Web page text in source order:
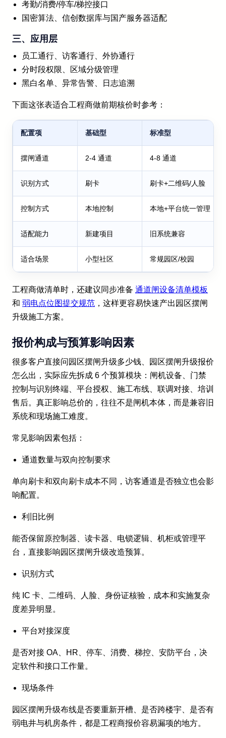
考勤/消费/停车/梯控接口
国密算法、信创数据库与国产服务器适配
三、应用层
员工通行、访客通行、外协通行
分时段权限、区域分级管理
黑白名单、异常告警、日志追溯
下面这张表适合工程商做前期核价时参考：
配置项 基础型 标准型
摆闸通道 2-4 通道 4-8 通道
识别方式 刷卡 刷卡+二维码/人脸
控制方式 本地控制 本地+平台统一管理
适配能力 新建项目 旧系统兼容
适合场景 小型社区 常规园区/校园
工程商做清单时，还建议同步准备 通道闸设备清单模板
和 弱电点位图提交规范 ，这样更容易快速产出园区摆闸
升级施工方案。
报价构成与预算影响因素
很多客户直接问园区摆闸升级多少钱、园区摆闸升级报价
怎么出，实际应先拆成 6 个预算模块：闸机设备、门禁
控制与识别终端、平台授权、施工布线、联调对接、培训
售后。真正影响总价的，往往不是闸机本体，而是兼容旧
系统和现场施工难度。
常见影响因素包括：
通道数量与双向控制要求
单向刷卡和双向刷卡成本不同，访客通道是否独立也会影
响配置。
利旧比例
能否保留原控制器、读卡器、电锁逻辑、机柜或管理平
台，直接影响园区摆闸升级改造预算。
识别方式
纯 IC 卡、二维码、人脸、身份证核验，成本和实施复杂
度差异明显。
平台对接深度
是否对接 OA、HR、停车、消费、梯控、安防平台，决
定软件和接口工作量。
现场条件
园区摆闸升级布线是否要重新开槽、是否跨楼宇、是否有
弱电井与机房条件，都是工程商报价容易漏项的地方。